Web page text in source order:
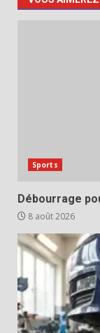
Sports
Débourrage
8 août 2026